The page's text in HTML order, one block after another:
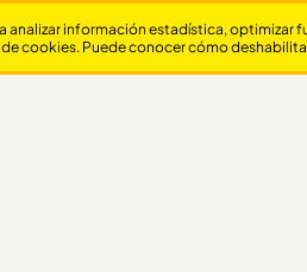
información estadística,
cookies. Puede conocer cómo